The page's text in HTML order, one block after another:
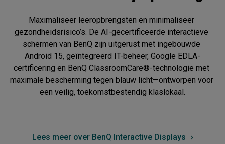
Maximaliseer leeropbrengsten en minimaliseer
gezondheidsrisico’s. De AI-gecertificeerde interactieve
schermen van BenQ zijn uitgerust met ingebouwde
Android 15, geïntegreerd IT-beheer, Google EDLA-
certificering en BenQ ClassroomCare®-technologie met
maximale bescherming tegen blauw licht—ontworpen voor
een veilig, toekomstbestendig klaslokaal.
Lees meer over BenQ Interactive Displays